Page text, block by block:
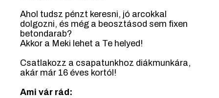
Ahol tudsz pénzt keresni, jó arcokkal
dolgozni, és még a beosztásod sem fixen
betondarab?
Akkor a Meki lehet a Te helyed!
Csatlakozz a csapatunkhoz diákmunkára,
akár már 16 éves kortól!
Ami vár rád: